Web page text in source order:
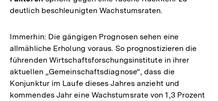
deutlich beschleunigten Wachstumsraten.
Immerhin: Die gängigen Prognosen sehen eine
allmähliche Erholung voraus. So prognostizieren die
führenden Wirtschaftsforschungsinstitute in ihrer
aktuellen „Gemeinschaftsdiagnose“, dass die
Konjunktur im Laufe dieses Jahres anzieht und
kommendes Jahr eine Wachstumsrate von 1,3 Prozent